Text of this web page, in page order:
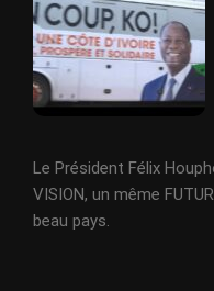
Le Président Félix
VISION, un même
beau pays.